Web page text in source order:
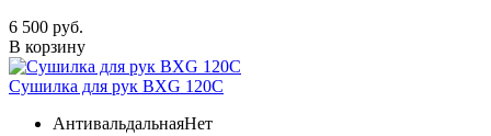
6 500 руб.
В корзину
Сушилка для рук BXG 120C
АнтивальдальнаяНет